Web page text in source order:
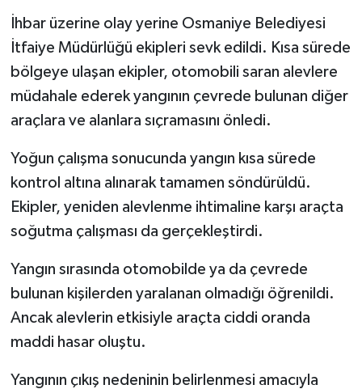
İhbar üzerine olay yerine Osmaniye Belediyesi
İtfaiye Müdürlüğü ekipleri sevk edildi. Kısa sürede
bölgeye ulaşan ekipler, otomobili saran alevlere
müdahale ederek yangının çevrede bulunan diğer
araçlara ve alanlara sıçramasını önledi.
Yoğun çalışma sonucunda yangın kısa sürede
kontrol altına alınarak tamamen söndürüldü.
Ekipler, yeniden alevlenme ihtimaline karşı araçta
soğutma çalışması da gerçekleştirdi.
Yangın sırasında otomobilde ya da çevrede
bulunan kişilerden yaralanan olmadığı öğrenildi.
Ancak alevlerin etkisiyle araçta ciddi oranda
maddi hasar oluştu.
Yangının çıkış nedeninin belirlenmesi amacıyla